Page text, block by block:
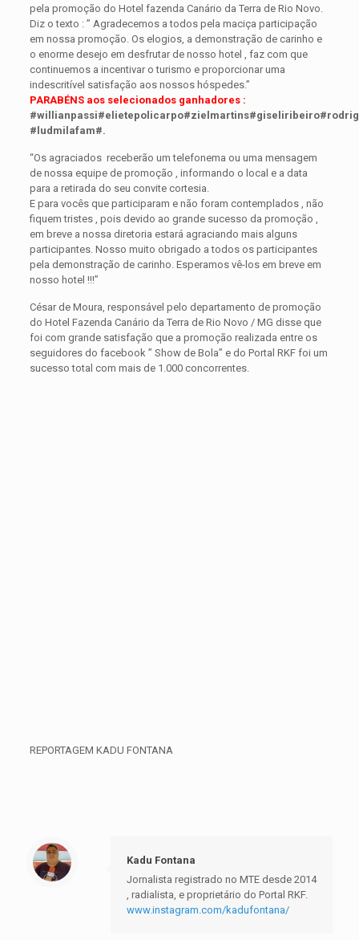
pela promoção do Hotel fazenda Canário da Terra de Rio Novo.
Diz o texto : ” Agradecemos a todos pela maciça participação
em nossa promoção. Os elogios, a demonstração de carinho e
o enorme desejo em desfrutar de nosso hotel , faz com que
continuemos a incentivar o turismo e proporcionar uma
indescritível satisfação aos nossos hóspedes.”
PARABÉNS aos selecionados ganhadores :
#ludmilafam#.
“Os agraciados receberão um telefonema ou uma mensagem
de nossa equipe de promoção , informando o local e a data
para a retirada do seu convite cortesia.
E para vocês que participaram e não foram contemplados , não
fiquem tristes , pois devido ao grande sucesso da promoção ,
em breve a nossa diretoria estará agraciando mais alguns
participantes. Nosso muito obrigado a todos os participantes
pela demonstração de carinho. Esperamos vê-los em breve em
nosso hotel !!!”
César de Moura, responsável pelo departamento de promoção
do Hotel Fazenda Canário da Terra de Rio Novo / MG disse que
foi com grande satisfação que a promoção realizada entre os
seguidores do facebook ” Show de Bola” e do Portal RKF foi um
sucesso total com mais de 1.000 concorrentes.
REPORTAGEM KADU FONTANA
Kadu Fontana
Jornalista registrado no MTE desde 2014
, radialista, e proprietário do Portal RKF.
www.instagram.com/kadufontana/